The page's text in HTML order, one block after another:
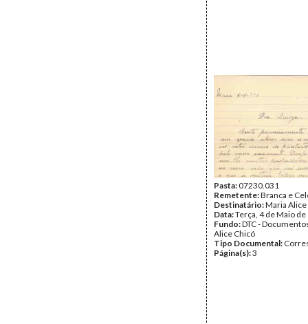
Pasta:07230.031
Remetente:Branca e
Destinatário:Maria Alice
Data:Terça, 4 de Maio
Fundo:DTC -
Alice Chicó
Tipo Documental:
Página(s):3